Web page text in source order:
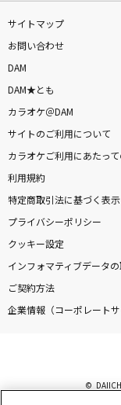
彩音
ラピスラズリ
藍井エイル
[生音]ライラック
[生音]粉雪
レミオロメン
夏祭り
NELKE
サイトマップ
お問い合わせ
DAM
DAM★とも
カラオケ＠DAM
サイトのご利用について
カラオケご利用にあたっ
利用規約
特定商取引法に基づく表示
プライバシーポリシー
クッキー設定
インフォマティブデータ
ご契約方法
企業情報（コーポレートサ
©